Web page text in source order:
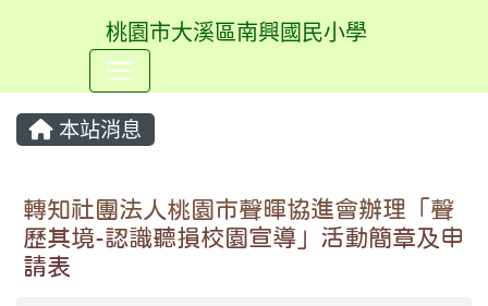
桃園市大溪區南興國民小學
本站消息
轉知社團法人桃園市聲暉協進會辦理「聲
歷其境-認識聽損校園宣導」活動簡章及申
請表